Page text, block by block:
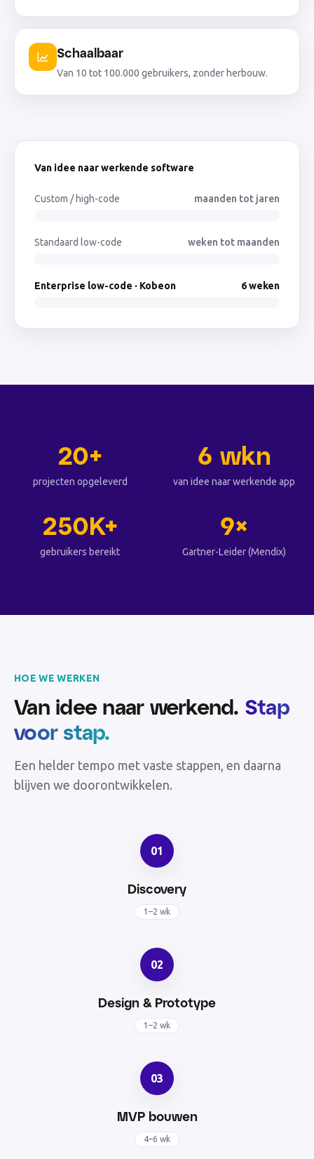
Schaalbaar
Van 10 tot 100.000 gebruikers, zonder herbouw.
Van idee naar werkende software
Custom / high-code maanden tot jaren
Standaard low-code weken tot maanden
Enterprise low-code · Kobeon 6 weken
20+
projecten opgeleverd
6 wkn
van idee naar werkende app
250K+
gebruikers bereikt
9×
Gartner-Leider (Mendix)
HOE WE WERKEN
Van idee naar werkend. Stap
voor stap.
Een helder tempo met vaste stappen, en daarna
blijven we doorontwikkelen.
01
Discovery
1–2 wk
02
Design & Prototype
1–2 wk
03
MVP bouwen
4–6 wk